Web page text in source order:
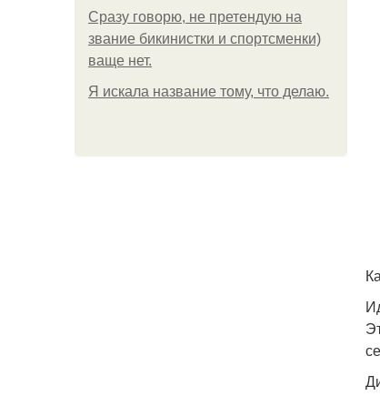
Сразу говорю, не претендую на
звание бикинистки и спортсменки)
ваще нет.
Я искала название тому, что делаю.